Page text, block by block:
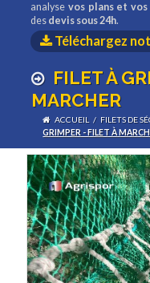
analyse vos plans et vos
des devis sous 24h.
Téléchargez
FILET À
MARCHER
ACCUEIL / FILETS DE
GRIMPER - FILET À